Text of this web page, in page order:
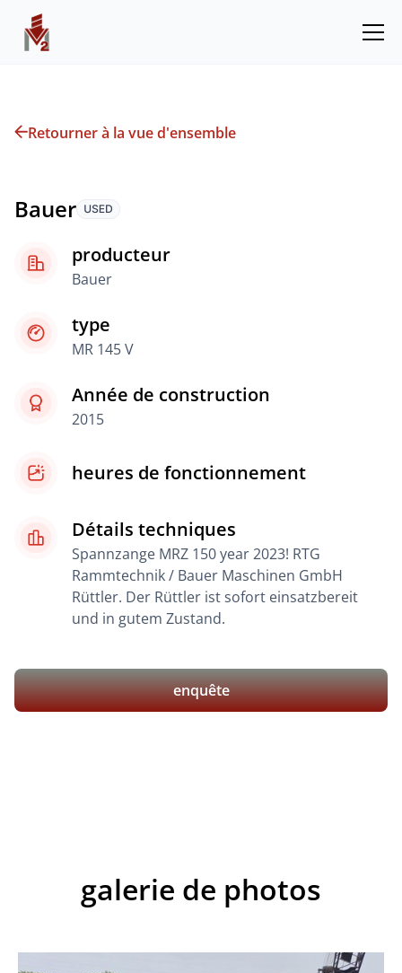
Retourner à la vue d'ensemble
Bauer
producteur
Bauer
type
MR 145 V
Année de construction
2015
heures de fonctionnement
Détails techniques
Spannzange MRZ 150 year 2023! RTG
Rammtechnik / Bauer Maschinen GmbH
Rüttler. Der Rüttler ist sofort einsatzbereit
und in gutem Zustand.
enquête
galerie de photos